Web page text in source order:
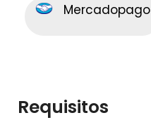
Mercadopago
Requisitos